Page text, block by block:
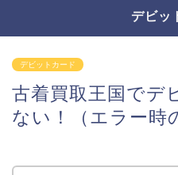
デビッ
デビットカード
古着買取王国でデ
ない！（エラー時